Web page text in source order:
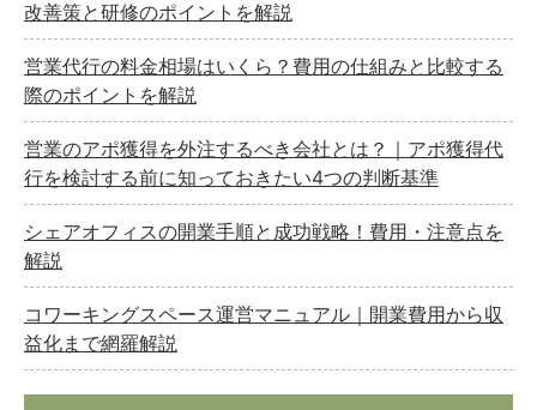
総務の給湯室
秘書のノウハウ
改善策と研修のポイントを解説
営業代行の料金相場はいくら？費用の仕組みと比較する
際のポイントを解説
営業のアポ獲得を外注するべき会社とは？｜アポ獲得代
行を検討する前に知っておきたい4つの判断基準
シェアオフィスの開業手順と成功戦略！費用・注意点を
解説
コワーキングスペース運営マニュアル｜開業費用から収
益化まで網羅解説